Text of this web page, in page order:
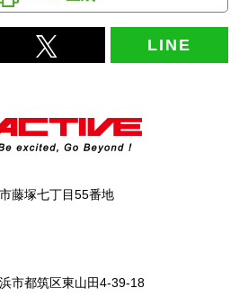
LINE
藤塚七丁目55番地
市都筑区東山田4-39-18